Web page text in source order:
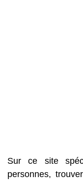
Sur ce site
personnes,